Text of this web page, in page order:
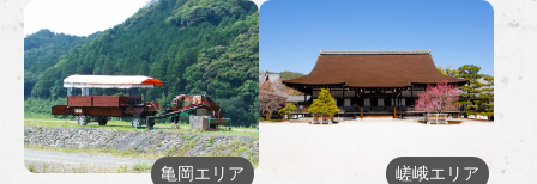
亀岡エリア 嵯峨エリア